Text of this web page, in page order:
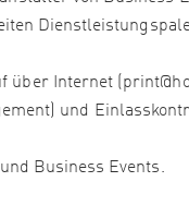
über Internet
und
Business Events.